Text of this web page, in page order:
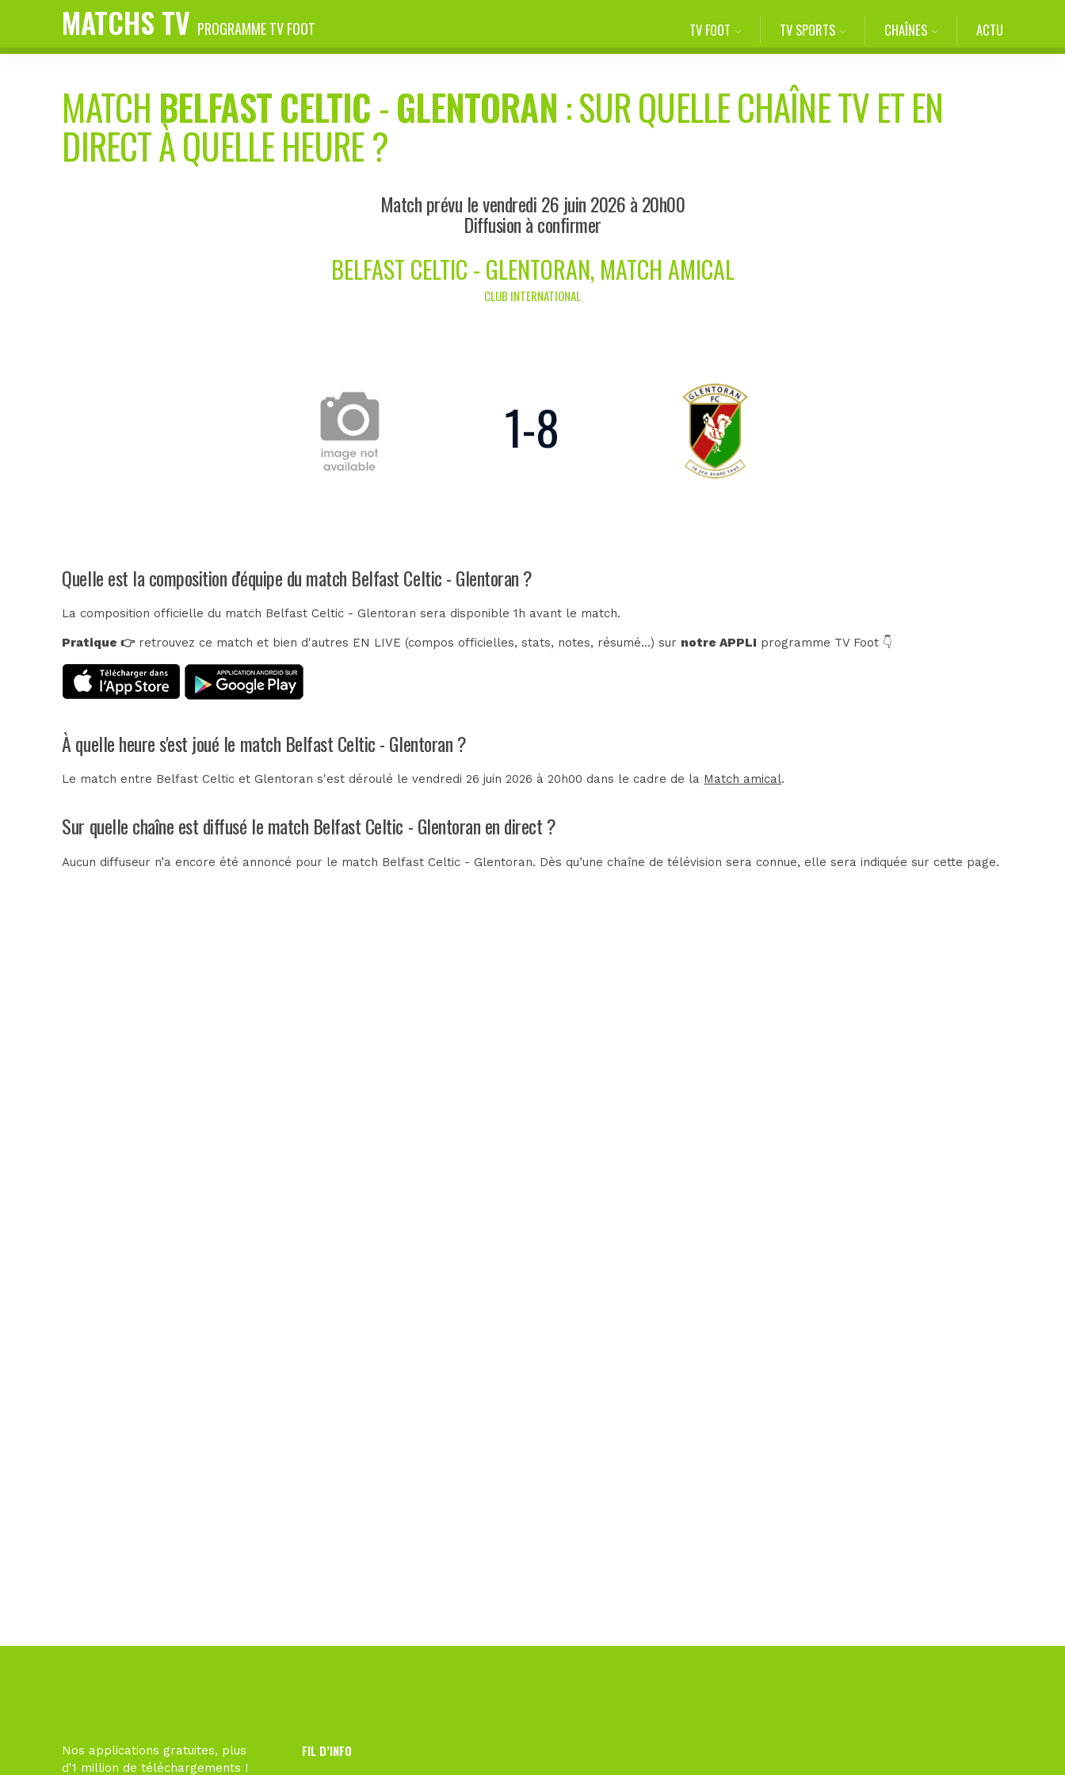
MATCHS TV PROGRAMME TV FOOT TV FOOT TV SPORTS CHAÎNES ACTU
MATCH BELFAST CELTIC-GLENTORAN : SUR QUELLE CHAÎNE TV ET EN
DIRECT À QUELLE HEURE ?
Match prévu le vendredi 26 juin 2026 à 20h00
Diffusion à confirmer
BELFAST CELTIC - GLENTORAN, MATCH AMICAL
CLUB INTERNATIONAL
1-8
Quelle est la composition d'équipe du match Belfast Celtic - Glentoran ?
La composition officielle du match Belfast Celtic - Glentoran sera disponible 1h avant le match.
Pratique 👉retrouvez ce match et bien d'autres EN LIVE (compos officielles, stats, notes, résumé...) sur notre APPLI programme TV Foot 👇
À quelle heure s'est joué le match Belfast Celtic - Glentoran ?
Le match entre Belfast Celtic et Glentoran s'est déroulé le vendredi 26 juin 2026 à 20h00 dans le cadre de la Match amical.
Sur quelle chaîne est diffusé le match Belfast Celtic - Glentoran en direct ?
Aucun diffuseur n’a encore été annoncé pour le match Belfast Celtic - Glentoran. Dès qu’une chaîne de télévision sera connue, elle sera indiquée sur cette page.
Nos applications gratuites, plus
d'1 million de téléchargements !
FIL D’INFO